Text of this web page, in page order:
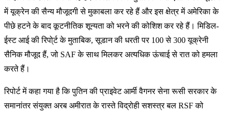
में यूक्रेन की सैन्य मौजूदगी से मुकाबला कर रहे हैं और इस क्षेत्र में अमेरिका के
पीछे हटने के बाद कूटनीतिक शून्यता को भरने की कोशिश कर रहे हैं। मिडिल-
ईस्ट आई की रिपो्र्ट के मुताबिक, सूडान की धरती पर 100 से 300 यूक्रेनी
सैनिक मौजूद हैं, जो SAF के साथ मिलकर अत्यधिक ऊंचाई से रात को हमला
करते हैं।
रिपोर्ट में कहा गया है कि पुतिन की प्राइवेट आर्मी वैगनर सेना रूसी सरकार के
समानांतर संयुक्त अरब अमीरात के रास्ते विद्रोही सशस्त्र बल RSF को